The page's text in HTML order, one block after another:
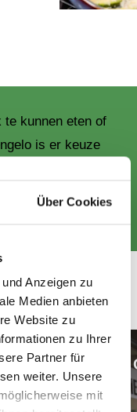
Über Cookies
Anzeigen zu
Medien anbieten
Website zu
zu Ihrer
Partner für
weiter. Unsere
mit
kunnen eten of
is er keuze
van de vele